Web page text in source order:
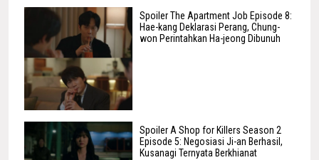
Spoiler The Apartment Job Episode 8:
Hae-kang Deklarasi Perang, Chung-
won Perintahkan Ha-jeong Dibunuh
Spoiler A Shop for Killers Season 2
Episode 5: Negosiasi Ji-an Berhasil,
Kusanagi Ternyata Berkhianat